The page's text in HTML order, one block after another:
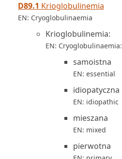
D89.1 Krioglobulinemia
EN: Cryoglobulinaemia
Krioglobulinemia:
EN: Cryoglobulinaemia:
samoistna
EN: essential
idiopatyczna
EN: idiopathic
mieszana
EN: mixed
pierwotna